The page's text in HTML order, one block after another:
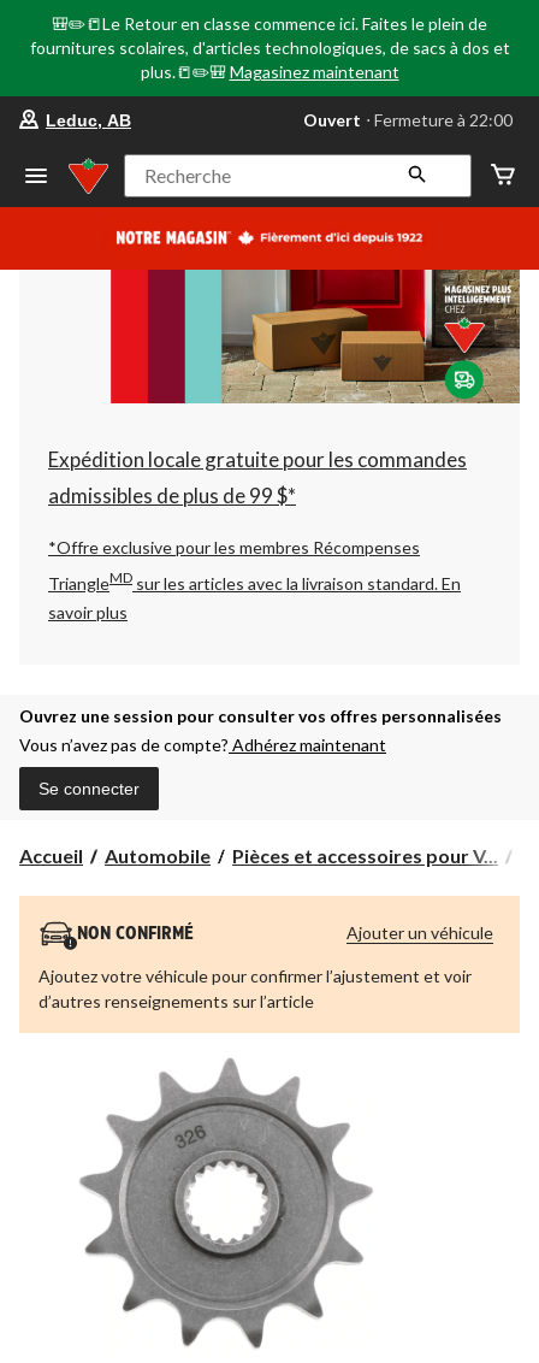
🎒✏️📒Le Retour en classe commence ici. Faites le plein de
fournitures scolaires, d'articles technologiques, de sacs à dos et
plus.📒✏️🎒 Magasinez maintenant
votre
préféré
Leduc,
AB,
courament
Fermeture
à
22:00
cliquer
pour
changer
Leduc, AB Ouvert ⋅ Fermeture à 22:00
Recherche
Expédition locale gratuite pour les commandes
admissibles de plus de 99 $*
*Offre exclusive pour les membres Récompenses
TriangleMD sur les articles avec la livraison standard.En
savoir plus
Ouvrez une session pour consulter vos offres personnalisées
Vous n’avez pas de compte? Adhérez maintenant
Se connecter
Accueil Automobile Pièces et accessoires pour V...
NON CONFIRMÉ
Ajoutez votre véhicule pour confirmer l’ajustement et voir
d’autres renseignements sur l’article
Ajouter un véhicule